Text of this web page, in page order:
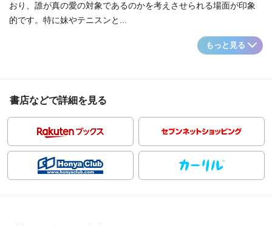
おり、誰が真の愛の対象であるのかを考えさせられる場面が印象
的です。特に妹やテニスンと...
もっと見る
書店などで詳細を見る